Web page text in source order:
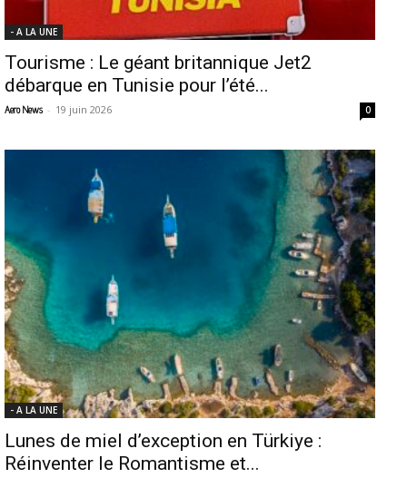
- A LA UNE
Tourisme : Le géant britannique Jet2
débarque en Tunisie pour l’été...
Aero News - 19 juin 2026 0
- A LA UNE
Lunes de miel d’exception en Türkiye :
Réinventer le Romantisme et...